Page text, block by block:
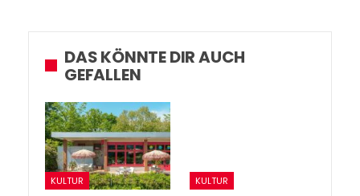
DAS KÖNNTE DIR AUCH
GEFALLEN
KULTUR KULTUR